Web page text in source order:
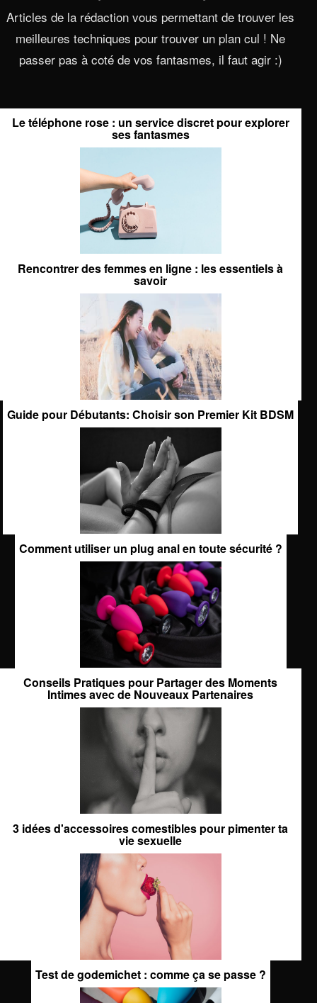
Articles de la rédaction vous permettant de trouver les
meilleures techniques pour trouver un plan cul ! Ne
passer pas à coté de vos fantasmes, il faut agir :)
Le téléphone rose : un service discret pour explorer
ses fantasmes
Rencontrer des femmes en ligne : les essentiels à
savoir
Guide pour Débutants: Choisir son Premier Kit BDSM
Comment utiliser un plug anal en toute sécurité ?
Conseils Pratiques pour Partager des Moments
Intimes avec de Nouveaux Partenaires
3 idées d'accessoires comestibles pour pimenter ta
vie sexuelle
Test de godemichet : comme ça se passe ?